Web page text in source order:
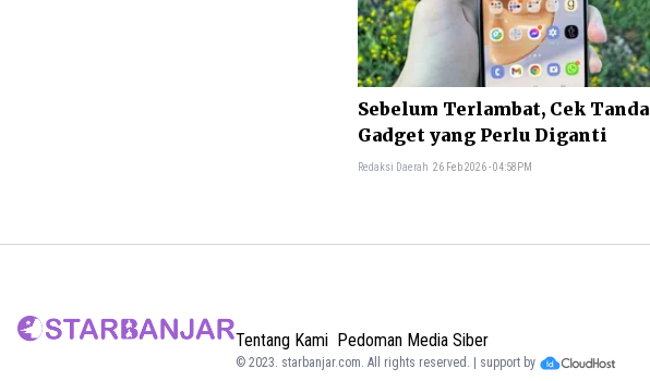
Sebelum Terlambat, Cek Tanda
Gadget yang Perlu Diganti
Redaksi Daerah 26 Feb 2026 - 04:58PM
Tentang Kami Pedoman Media Siber
© 2023. starbanjar.com. All rights reserved. | support by